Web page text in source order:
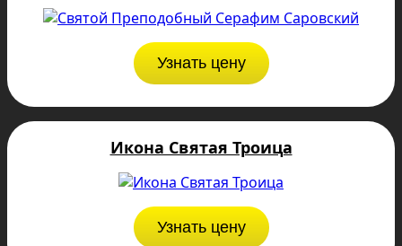
Узнать цену
Икона Святая Троица
Узнать цену